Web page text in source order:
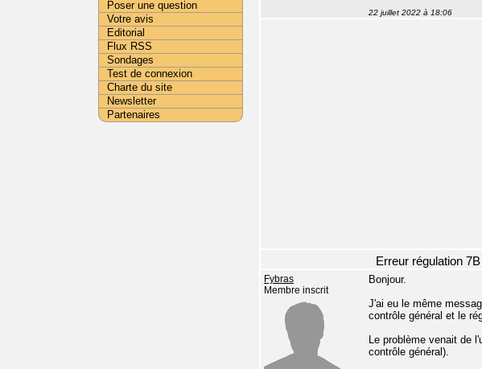
22 juillet 2022 à 18:06
Erreur régulation
Fybras
Membre inscrit
Bonjour.
J'ai eu le même
contrôle général et le
Le problème venait de
contrôle général).
Poser une question
Votre avis
Editorial
Flux RSS
Sondages
Test de connexion
Charte du site
Newsletter
Partenaires